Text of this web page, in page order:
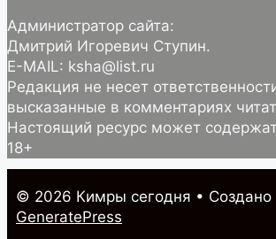
Администратор сайта:
Дмитрий Игоревич Ступин.
E-MAIL: ksha@list.ru
Редакция не несет
высказанные в комментариях
Настоящий ресурс может
18+
© 2026 Кимры cегодня •
GeneratePress